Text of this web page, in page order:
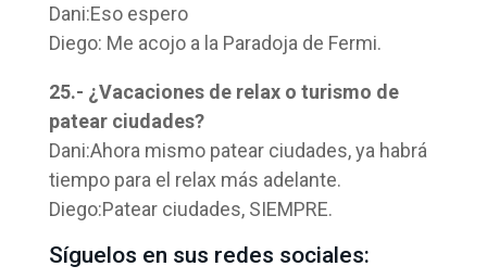
Dani:Eso espero
Diego: Me acojo a la Paradoja de Fermi.
25.- ¿Vacaciones de relax o turismo de
patear ciudades?
Dani:Ahora mismo patear ciudades, ya habrá
tiempo para el relax más adelante.
Diego:Patear ciudades, SIEMPRE.
Síguelos en sus redes sociales: